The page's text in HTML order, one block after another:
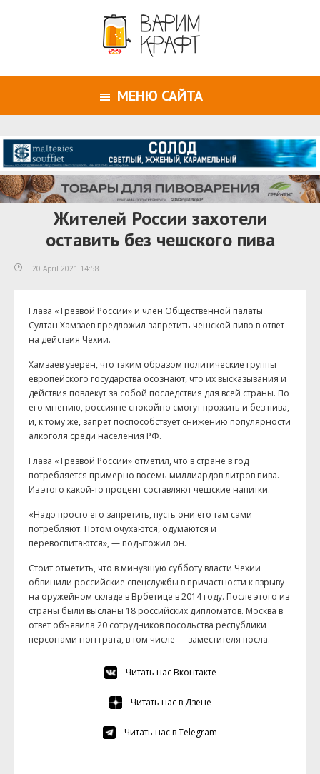
МЕНЮ САЙТА
Жителей России захотели
оставить без чешского пива
20 April 2021 14:58
Глава «Трезвой России» и член Общественной палаты
Султан Хамзаев предложил запретить чешской пиво в ответ
на действия Чехии.
Хамзаев уверен, что таким образом политические группы
европейского государства осознают, что их высказывания и
действия повлекут за собой последствия для всей страны. По
его мнению, россияне спокойно смогут прожить и без пива,
и, к тому же, запрет поспособствует снижению популярности
алкоголя среди населения РФ.
Глава «Трезвой России» отметил, что в стране в год
потребляется примерно восемь миллиардов литров пива.
Из этого какой-то процент составляют чешские напитки.
«Надо просто его запретить, пусть они его там сами
потребляют. Потом очухаются, одумаются и
перевоспитаются», — подытожил он.
Стоит отметить, что в минувшую субботу власти Чехии
обвинили российские спецслужбы в причастности к взрыву
на оружейном складе в Врбетице в 2014 году. После этого из
страны были высланы 18 российских дипломатов. Москва в
ответ объявила 20 сотрудников посольства республики
персонами нон грата, в том числе — заместителя посла.
Читать нас Вконтакте
Читать нас в Дзене
Читать нас в Telegram